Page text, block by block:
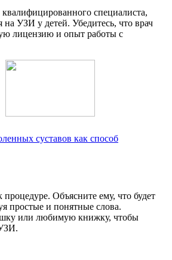
специалиста,
УЗИ у детей. Убедитесь, что врач
лицензию и опыт работы с
суставов как способ
процедуре. Объясните ему, что будет
простые и понятные слова.
или любимую книжку, чтобы